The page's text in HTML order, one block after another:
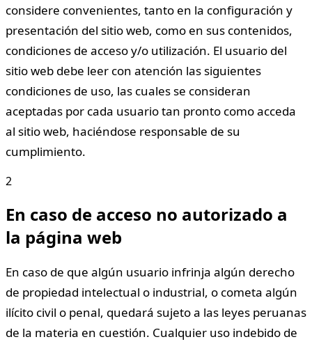
considere convenientes, tanto en la configuración y
presentación del sitio web, como en sus contenidos,
condiciones de acceso y/o utilización. El usuario del
sitio web debe leer con atención las siguientes
condiciones de uso, las cuales se consideran
aceptadas por cada usuario tan pronto como acceda
al sitio web, haciéndose responsable de su
cumplimiento.
2
En caso de acceso no autorizado a
la página web
En caso de que algún usuario infrinja algún derecho
de propiedad intelectual o industrial, o cometa algún
ilícito civil o penal, quedará sujeto a las leyes peruanas
de la materia en cuestión. Cualquier uso indebido de